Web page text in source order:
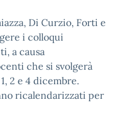
Di Curzio, Forti e
i colloqui
a causa
che si svolgerà
2 e 4 dicembre.
ricalendarizzati per